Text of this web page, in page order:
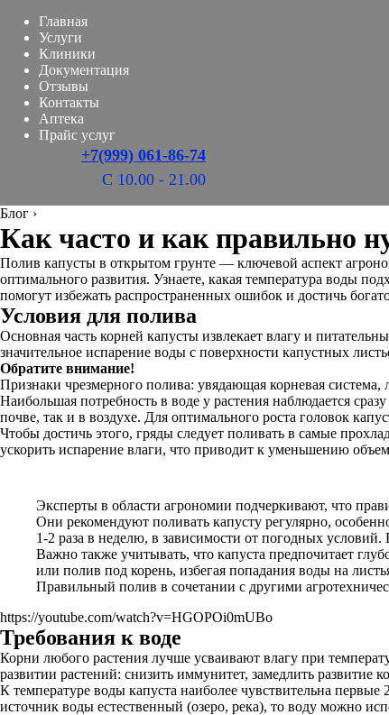
Главная
Услуги
Клиники
Документация
Отзывы
Контакты
Аптека
Прайс услуг
+7(999) 061-86-74
С 10.00 - 21.00
Блог ›
Как часто и как правильно
Полив капусты в открытом грунте — ключевой аспект
оптимального развития. Узнаете, какая температура воды
помогут избежать распространенных ошибок и достичь
Условия для полива
Основная часть корней капусты извлекает влагу и
значительное испарение воды с поверхности капустных
Обратите внимание!
Признаки чрезмерного полива: увядающая корневая система,
Наибольшая потребность в воде у растения наблюдается
почве, так и в воздухе. Для оптимального роста головок
Чтобы достичь этого, гряды следует поливать в самые
ускорить испарение влаги, что приводит к уменьшению
Эксперты в области агрономии подчеркивают, что
Они рекомендуют поливать капусту регулярно,
1-2 раза в неделю, в зависимости от погодных
Важно также учитывать, что капуста предпочитает
или полив под корень, избегая попадания воды на
Правильный полив в сочетании с другими
https://youtube.com/watch?v=HGOPOi0mUBo
Требования к воде
Корни любого растения лучше усваивают влагу при
развитии растений: снизить иммунитет, замедлить развитие
К температуре воды капуста наиболее чувствительна
источник воды естественный (озеро, река), то воду можно